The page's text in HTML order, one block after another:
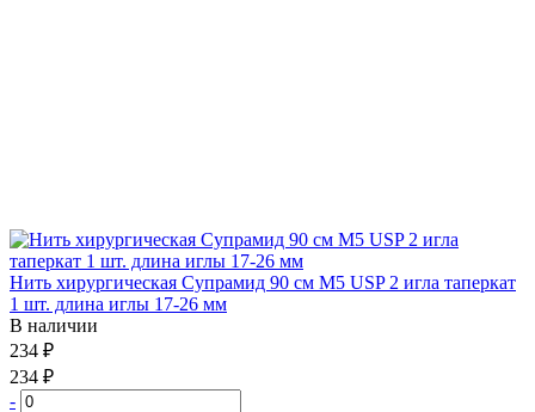
Нить хирургическая Супрамид 90 см М5 USP 2 игла таперкат
1 шт. длина иглы 17-26 мм
В наличии
234 ₽
234 ₽
-